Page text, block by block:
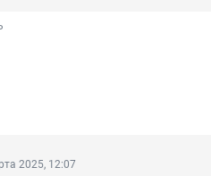
2025, 12:07